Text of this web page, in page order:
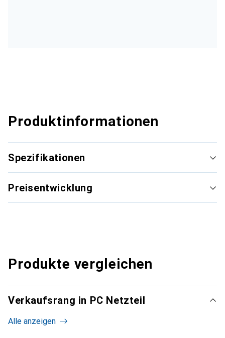
Produktinformationen
Spezifikationen
Preisentwicklung
Produkte vergleichen
Verkaufsrang in PC Netzteil
Alle anzeigen